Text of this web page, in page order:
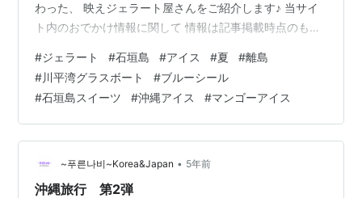
わった、 映えジェラート屋さんをご紹介します♪ 当サイ
ト内のおでかけ情報に関して 情報は記事掲載時点のもの
があります。お出かけの際には公式HP等で事前にご確認
ください。 おすすめジェラート店 1.ハウトゥリージェラ
ート2.CACAO＆Salty Market石垣3.パーラーきふぁや ブ
ルーシール ＊合わせて知りたい！石垣島情報 my-sea.jp
my-sea.jp ★セット購入特典あり★…
#ジェラート #石垣島 #アイス #夏 #離島
#川平湾グラスボート #ブルーシール
#石垣島スイーツ #沖縄アイス #マンゴーアイス
~푸른나비~Korea&Japan • 5年前
沖縄旅行 第2弾